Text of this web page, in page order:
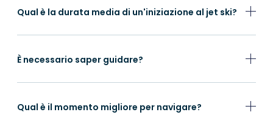
Qual è la durata media di un'iniziazione al jet ski?
È necessario saper guidare?
Qual è il momento migliore per navigare?